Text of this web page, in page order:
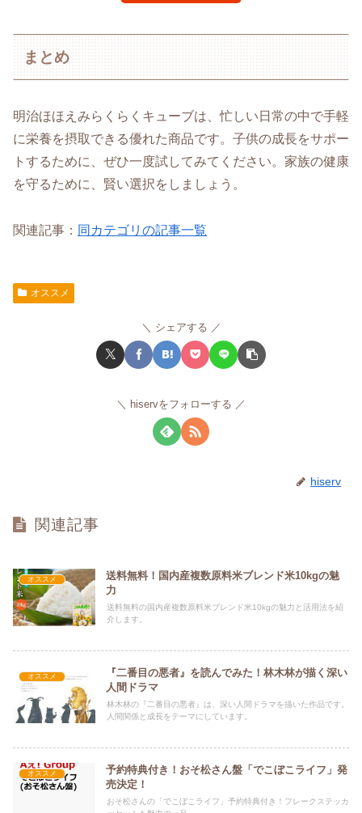
まとめ
明治ほほえみらくらくキューブは、忙しい日常の中で手軽
に栄養を摂取できる優れた商品です。子供の成長をサポー
トするために、ぜひ一度試してみてください。家族の健康
を守るために、賢い選択をしましょう。
関連記事： 同カテゴリの記事一覧
オススメ
シェアする
hiservをフォローする
hiserv
関連記事
オススメ
送料無料！国内産複数原料米ブレンド米10kgの魅
力
送料無料の国内産複数原料米ブレンド米10kgの魅力と活用法を紹
介します。
オススメ
『二番目の悪者』を読んでみた！林木林が描く深い
人間ドラマ
林木林の『二番目の悪者』は、深い人間ドラマを描いた作品です。
人間関係と成長をテーマにしています。
オススメ
予約特典付き！おそ松さん盤「でこぼこライフ」発
売決定！
おそ松さんの「でこぼこライフ」予約特典付き！フレークステッカ